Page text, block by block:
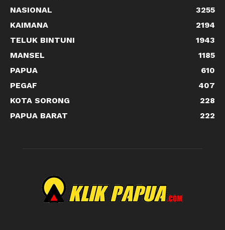
NASIONAL
3255
KAIMANA
2194
TELUK BINTUNI
1943
MANSEL
1185
PAPUA
610
PEGAF
407
KOTA SORONG
228
PAPUA BARAT
222